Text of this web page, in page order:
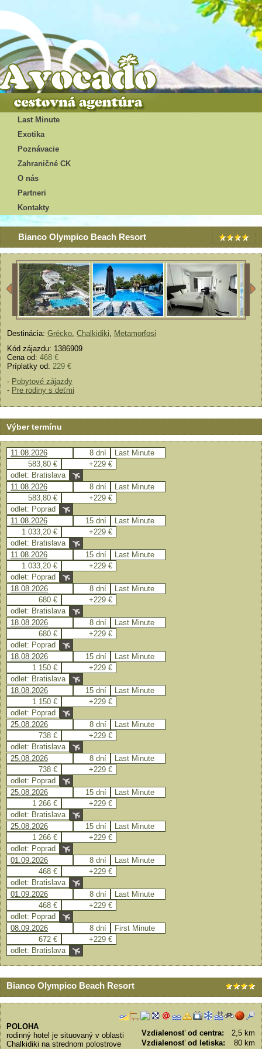
Last Minute
Exotika
Poznávacie
Zahraničné CK
O nás
Partneri
Kontakty
Bianco Olympico Beach Resort
Destinácia: Grécko, Chalkidiki, Metamorfosi
Kód zájazdu: 1386909
Cena od: 468 €
Príplatky od: 229 €
- Pobytové zájazdy
- Pre rodiny s deťmi
Výber termínu
11.08.2026 8 dní
Last Minute
583,80 €
+229 €
odlet: Bratislava
11.08.2026
8 dní
Last Minute
583,80 €
+229 €
odlet: Poprad
11.08.2026
15 dní
Last Minute
1 033,20 €
+229 €
odlet: Bratislava
11.08.2026
15 dní
Last Minute
1 033,20 €
+229 €
odlet: Poprad
18.08.2026
8 dní
Last Minute
680 €
+229 €
odlet: Bratislava
18.08.2026
8 dní
Last Minute
680 €
+229 €
odlet: Poprad
18.08.2026
15 dní
Last Minute
1 150 €
+229 €
odlet: Bratislava
18.08.2026
15 dní
Last Minute
1 150 €
+229 €
odlet: Poprad
25.08.2026
8 dní
Last Minute
738 €
+229 €
odlet: Bratislava
25.08.2026
8 dní
Last Minute
738 €
+229 €
odlet: Poprad
25.08.2026
15 dní
Last Minute
1 266 €
+229 €
odlet: Bratislava
25.08.2026
15 dní
Last Minute
1 266 €
+229 €
odlet: Poprad
01.09.2026
8 dní
Last Minute
468 €
+229 €
odlet: Bratislava
01.09.2026
8 dní
Last Minute
468 €
+229 €
odlet: Poprad
08.09.2026
8 dní
First Minute
672 €
+229 €
odlet: Bratislava
Bianco Olympico Beach Resort
Vzdialenosť od centra:
2,5 km
Vzdialenosť od letiska:
80 km
POLOHA
rodinný hotel je situovaný v oblasti
Chalkidiki na strednom polostrove